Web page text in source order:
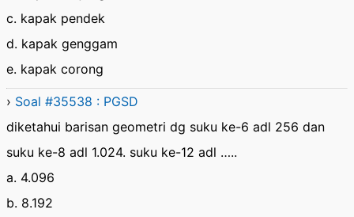
c. kapak pendek
d. kapak genggam
e. kapak corong
› Soal #35538 : PGSD
diketahui barisan geometri dg suku ke-6 adl 256 dan
suku ke-8 adl 1.024. suku ke-12 adl …..
a. 4.096
b. 8.192